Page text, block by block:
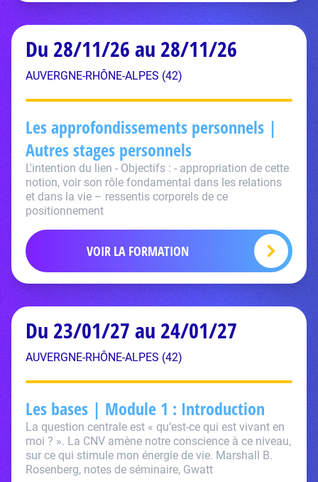
Du 28/11/26 au 28/11/26
AUVERGNE-RHÔNE-ALPES (42)
Les approfondissements personnels |
Autres stages personnels
L'intention du lien - Objectifs : - appropriation de cette
notion, voir son rôle fondamental dans les relations
et dans la vie – ressentis corporels de ce
positionnement
VOIR LA FORMATION
Du 23/01/27 au 24/01/27
AUVERGNE-RHÔNE-ALPES (42)
Les bases | Module 1 : Introduction
La question centrale est « qu’est-ce qui est vivant en
moi ? ». La CNV amène notre conscience à ce niveau,
sur ce qui stimule mon énergie de vie. Marshall B.
Rosenberg, notes de séminaire, Gwatt